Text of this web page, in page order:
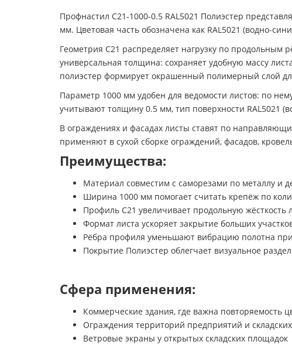
Профнастил C21-1000-0.5 RAL5021 Полиэстер
мм. Цветовая часть обозначена как RAL5021 (водно-
Геометрия C21 распределяет нагрузку по
универсальная толщина: сохраняет удобную массу
полиэстер формирует окрашенный полимерный слой
Параметр 1000 мм удобен для ведомости листов: по
учитывают толщину 0.5 мм, тип поверхности RAL5021
В ограждениях и фасадах листы ставят по
применяют в сухой сборке ограждений, фасадов,
Преимущества:
Материал совместим с саморезами по металлу и
Ширина 1000 мм помогает считать крепёж по
Профиль C21 увеличивает продольную
Формат листа ускоряет закрытие больших
Рёбра профиля уменьшают вибрацию полотна
Покрытие Полиэстер облегчает визуальное
Сфера применения:
Коммерческие здания, где важна повторяемость
Ограждения территорий предприятий и
Ветровые экраны у открытых складских площадок